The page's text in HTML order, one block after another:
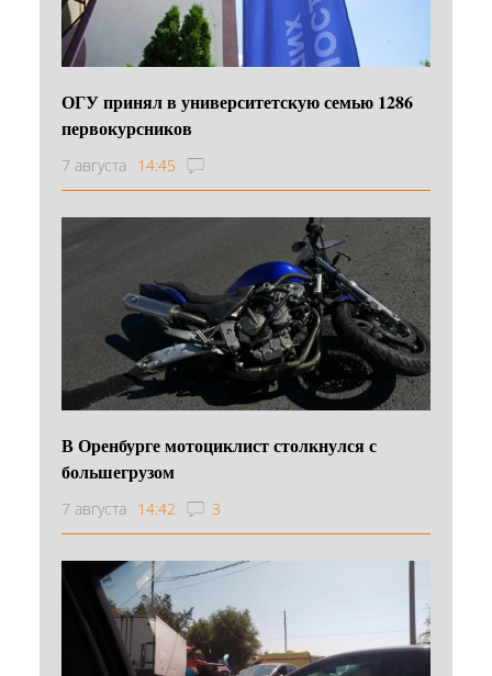
ОГУ принял в университетскую семью 1286
первокурсников
7 августа 14:45
В Оренбурге мотоциклист столкнулся с
большегрузом
7 августа 14:42 3